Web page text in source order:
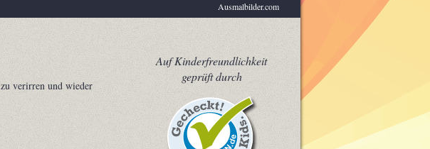
Ausmalbilder.com
Labyrinthe
zu verirren und wieder
Auf Kinderfreundlichkeit
geprüft durch